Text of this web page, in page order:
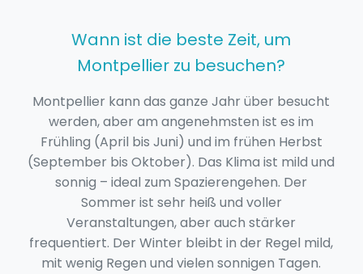
Wann ist die beste Zeit, um
Montpellier zu besuchen?
Montpellier kann das ganze Jahr über besucht
werden, aber am angenehmsten ist es im
Frühling (April bis Juni) und im frühen Herbst
(September bis Oktober). Das Klima ist mild und
sonnig – ideal zum Spazierengehen. Der
Sommer ist sehr heiß und voller
Veranstaltungen, aber auch stärker
frequentiert. Der Winter bleibt in der Regel mild,
mit wenig Regen und vielen sonnigen Tagen.